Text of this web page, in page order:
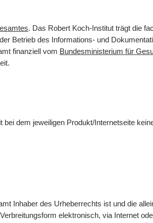
. Das Robert Koch-Institut trägt die
Betrieb des Informations- und
finanziell vom Bundesministerium für
bei dem jeweiligen Produkt/Internetseite
Inhaber des Urheberrechts ist und die
elektronisch, via Internet